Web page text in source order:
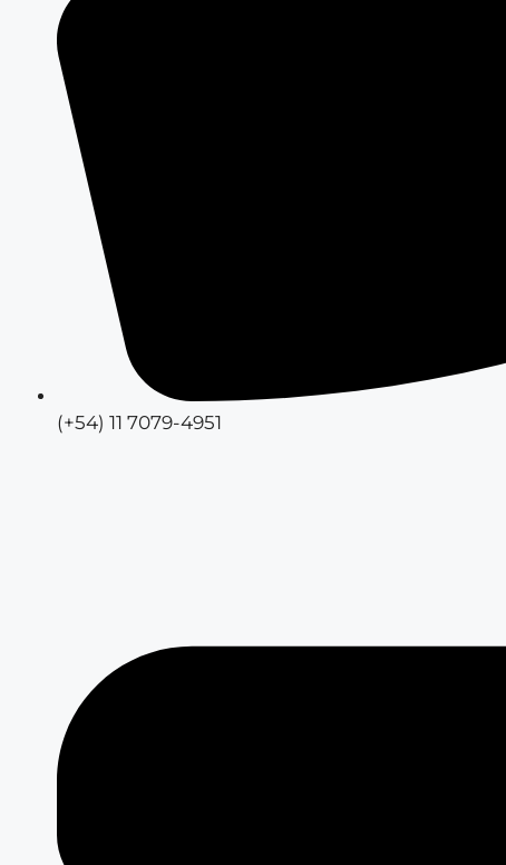
(+54) 11 7079-4951